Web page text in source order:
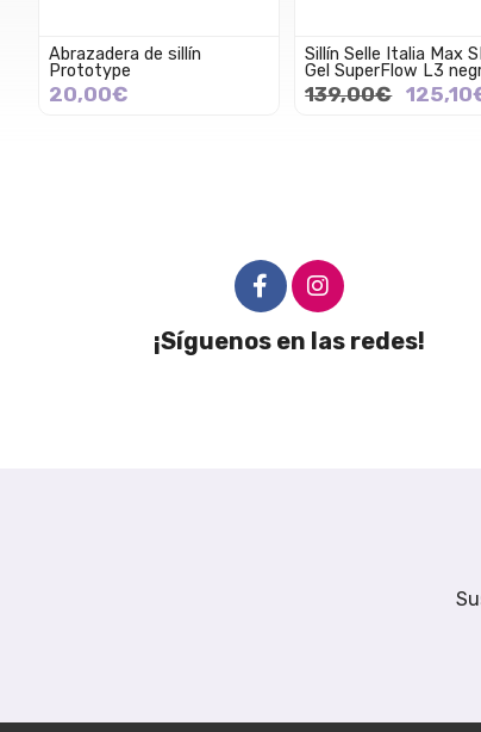
Abrazadera de sillín
Prototype
20,00€
Sillín Selle Italia Max
Gel SuperFlow L3
139,00€
¡Síguenos en las redes!